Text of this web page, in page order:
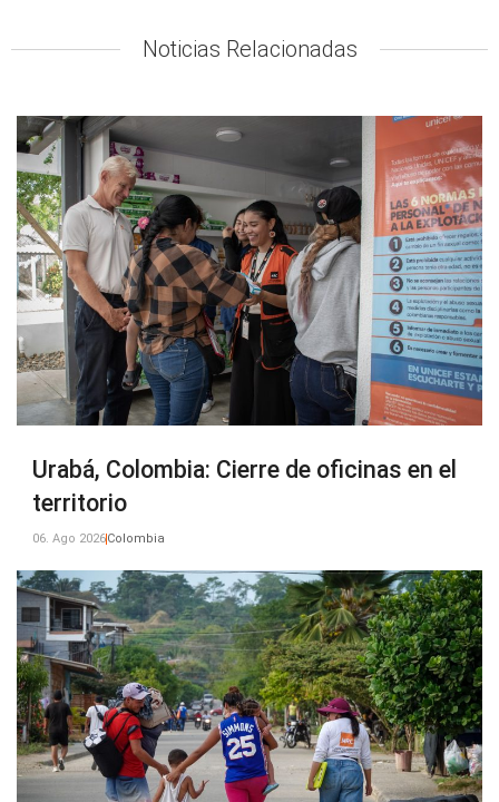
Noticias Relacionadas
Urabá, Colombia: Cierre de oficinas en el
territorio
06. Ago 2026Colombia